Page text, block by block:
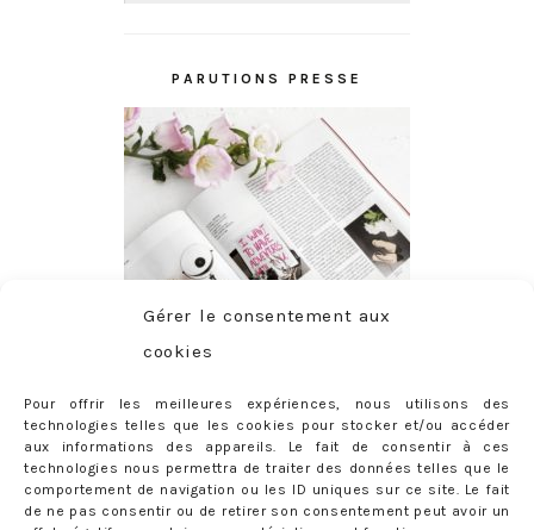
Gérer le consentement aux
cookies
Pour offrir les meilleures expériences, nous utilisons des
technologies telles que les cookies pour stocker et/ou accéder
aux informations des appareils. Le fait de consentir à ces
technologies nous permettra de traiter des données telles que le
comportement de navigation ou les ID uniques sur ce site. Le fait
de ne pas consentir ou de retirer son consentement peut avoir un
PARUTIONS PRESSE